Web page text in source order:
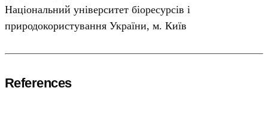
Національний університет біоресурсів і
природокористування України, м. Київ
References